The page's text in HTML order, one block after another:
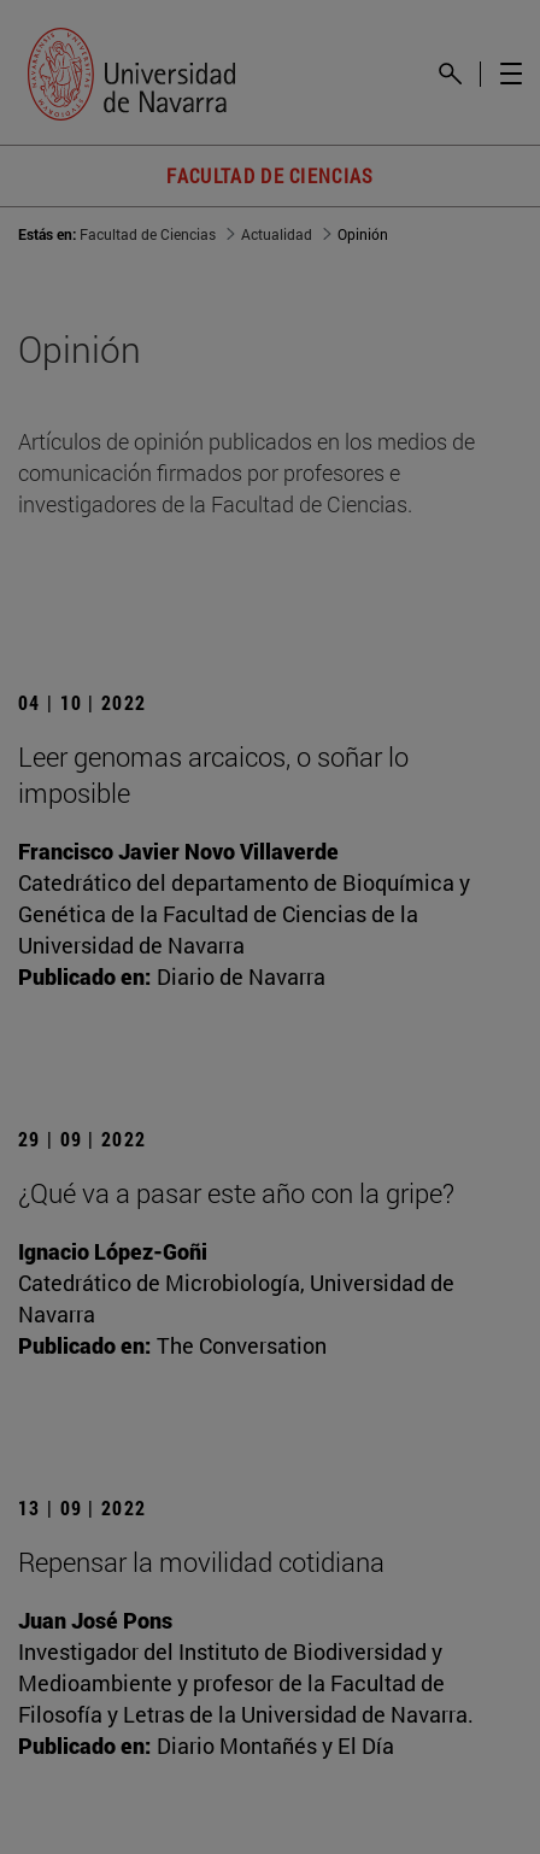
FACULTAD DE CIENCIAS
Estás en: Facultad de Ciencias Actualidad Opinión
Opinión
Artículos de opinión publicados en los medios de
comunicación firmados por profesores e
investigadores de la Facultad de Ciencias.
04 | 10 | 2022
Leer genomas arcaicos, o soñar lo
imposible
Francisco Javier Novo Villaverde
Catedrático del departamento de Bioquímica y
Genética de la Facultad de Ciencias de la
Universidad de Navarra
Publicado en: Diario de Navarra
29 | 09 | 2022
¿Qué va a pasar este año con la gripe?
Ignacio López-Goñi
Catedrático de Microbiología, Universidad de
Navarra
Publicado en: The Conversation
13 | 09 | 2022
Repensar la movilidad cotidiana
Juan José Pons
Investigador del Instituto de Biodiversidad y
Medioambiente y profesor de la Facultad de
Filosofía y Letras de la Universidad de Navarra.
Publicado en: Diario Montañés y El Día